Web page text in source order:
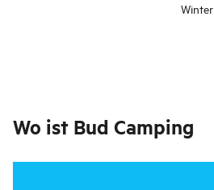
Winter
Wo ist Bud Camping